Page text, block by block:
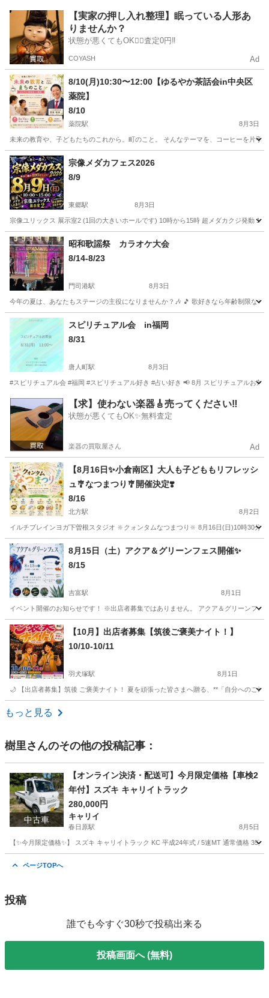
福岡 八女郡 西牟田駅 地域/お祭り ブース
【実家の押し入れ整理】眠っている人形あ
りませんか？
状態が悪くてもOK🙆‍♀️査定0円‼️
COYASH Ad
8/10(月)10:30〜12:00【ゆるやか茶話会in中央区
薬院】
8/10
薬院駅 8月3日
未来の教育や、子どもたちのこれから。町のこと。 そんなテーマを、コーヒーを片手
福岡 福岡市 薬院駅
宗像メダカフェス2026
8/9
東郷駅 8月3日
宗像ユリックス 展示室2 (1回の大きいホールです) 10時から15時 超メダカクジ発動 1
福岡 宗像市 東郷駅 地域/お祭り メダカ
昭和歌謡祭 カラオケ大会
8/14-8/23
門司港駅 8月3日
今年の夏は、あなたもステージの主役になりませんか？🎶 🎵 歌好きなら年齢制限な
福岡 北九州市 門司港駅 地域/お祭り
スピリチュアル会 in福岡
8/31
唐人町駅 8月3日
#スピリチュアル会 #福岡 #スピリチュアル好き #占い好き 📢 8月 スピリチュアルお
福岡 福岡市 唐人町駅 地域/お祭り スピリチュアル
【求】使わない楽器🎸売ってください‼️
状態が悪くてもOK✨無料査定
楽器の買取屋さん Ad
【8月16日✨小倉南区】大人も子どももリフレッシ
ュ🎐なつまつり🎐開催決定❣️
8/16
北方駅 8月2日
イルチブレインヨガ下曽根スタジオ 🔆クォンタムなつまつり‪🔆‬ 8月16日(日)10時30分
福岡 北九州市 北方駅 地域/お祭り ブース
8月15日（土）アクア＆グリーンフェス開催✨️
8/15
吉富駅 8月1日
イベント開催のお知らせです！ ※出店者募集ではありません。 アクア＆グリーンフ
福岡 築上郡 吉富駅 地域/お祭り フェス
【10月】出店者募集【筑後ご褒美ナイト！】
10/10-10/11
羽犬塚駅 8月1日
🌙 【出店者募集】筑後 ご褒美ナイト！ 夏を頑張った皆さまへ贈る、**「自分へのご
福岡 筑後市
もっと見る
樹里さんのその他の投稿記事：
中古車
【オンライン決済・配送可】今月限定価格【車検2
年付】スズキ キャリイトラック
280,000円
キャリイ
春日原駅 8月5日
【✨今月限定価格✨】 スズキ キャリイトラック KC 平成24年式 / 5速MT 通常価格
ページTOPへ
投稿
誰でも今すぐ30秒で投稿出来る
投稿画面へ (無料)